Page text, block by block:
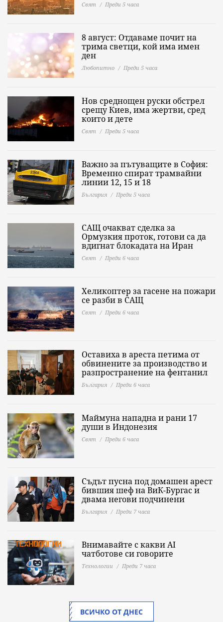
Свят Преди 5 часа
8 август: Отдаваме почит на
трима светци, кой има имен
ден
Любопитно Преди 5 часа
Нов среднощен руски обстрел
срещу Киев, има жертви, сред
които и дете
Свят Преди 5 часа
Важно за пътуващите в София:
Временно спират трамвайни
линии 12, 15 и 18
България Преди 5 часа
САЩ очакват сделка за
Ормузкия проток, готови са да
вдигнат блокадата на Иран
Свят Преди 6 часа
Хеликоптер за гасене на пожари
се разби в САЩ
Свят Преди 6 часа
Оставиха в ареста петима от
обвинените за производство и
разпространение на фентанил
България Преди 6 часа
Маймуна нападна и рани 17
души в Индонезия
Свят Преди 6 часа
Съдът пусна под домашен арест
бившия шеф на ВиК-Бургас и
двама негови подчинени
България Преди 7 часа
Внимавайте с какви AI
чатботове си говорите
Технологии Преди 7 часа
ВСИЧКО ОТ ДНЕС